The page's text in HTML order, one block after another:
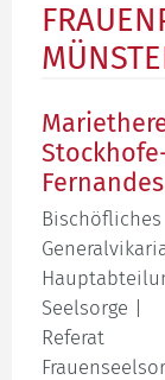
Fernandes
Bischöfliches
Seelsorge |
Referat